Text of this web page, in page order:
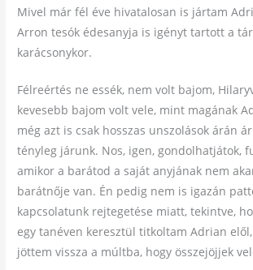
Mivel már fél éve hivatalosan is jártam
Arron tesók édesanyja is igényt tartott a
karácsonykor.
Félreértés ne essék, nem volt bajom,
kevesebb bajom volt vele, mint magának
még azt is csak hosszas unszolások árán
tényleg járunk. Nos, igen, gondolhatjátok,
amikor a barátod a saját anyjának nem
barátnője van. Én pedig nem is igazán
kapcsolatunk rejtegetése miatt, tekintve,
egy tanéven keresztül titkoltam Adrian
jöttem vissza a múltba, hogy összejöjjek